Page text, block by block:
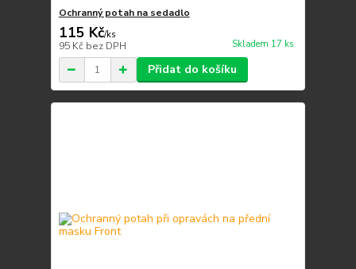
Ochranný potah na sedadlo
115 Kč/ks
95 Kč bez DPH Skladem 17 ks
Přidat do košíku